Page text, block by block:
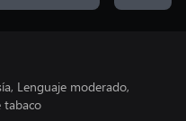
Lenguaje moderado,
tabaco